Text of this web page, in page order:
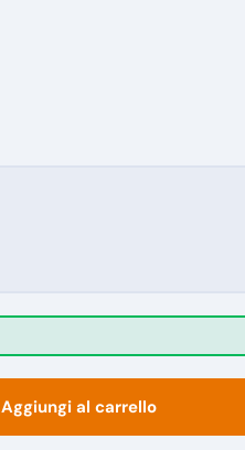
Aggiungi al carrello